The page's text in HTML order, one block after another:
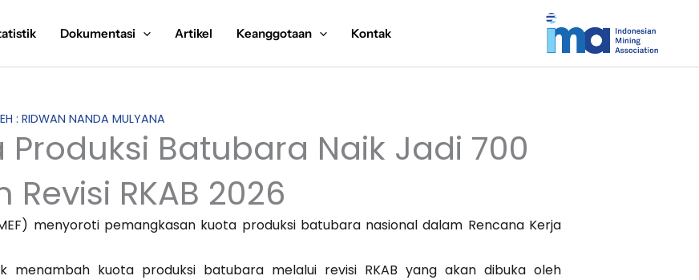
Dokumentasi Artikel Keanggotaan Kontak
: RIDWAN NANDA MULYANA
Produksi Batubara Naik Jadi 700
RKAB 2026
menyoroti pemangkasan kuota produksi batubara nasional dalam Rencana Kerja
menambah kuota produksi batubara melalui revisi RKAB yang akan dibuka oleh